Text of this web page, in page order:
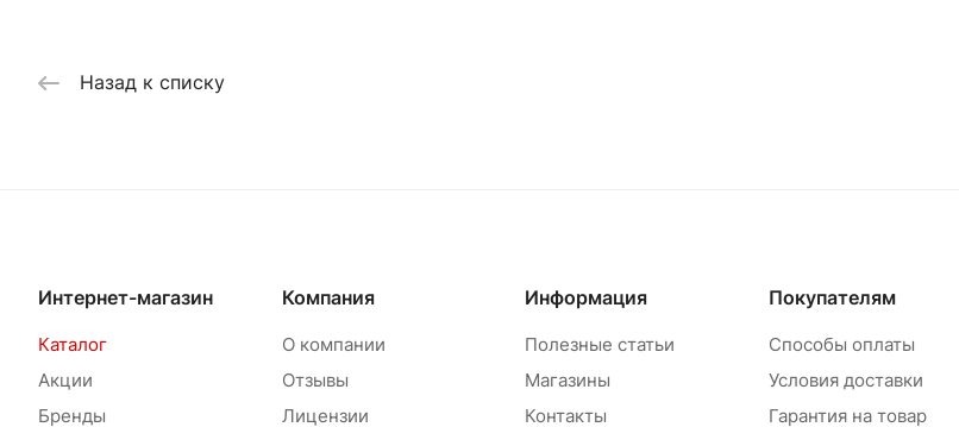
Назад к списку
Интернет-магазин
Каталог
Акции
Бренды
Компания
О компании
Отзывы
Лицензии
Информация
Полезные статьи
Магазины
Контакты
Покупателям
Способы оплаты
Условия доставки
Гарантия на товар